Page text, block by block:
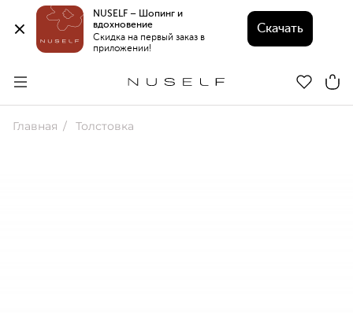
NUSELF – Шопинг и
вдохновение
Скидка на первый заказ в
приложении!
Скачать
Главная Толстовка